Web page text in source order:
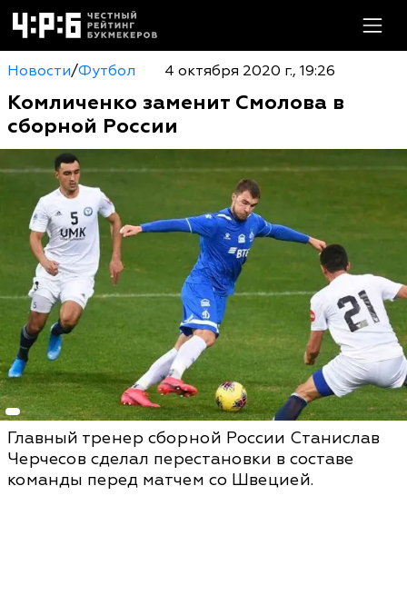
Новости/Футбол 4 октября 2020 г., 19:26
Комличенко заменит Смолова в
сборной России
Главный тренер сборной России Станислав
Черчесов сделал перестановки в составе
команды перед матчем со Швецией.